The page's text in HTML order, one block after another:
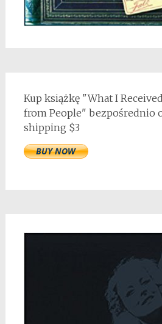
Kup książkę "What I
from People" bezpośrednio
shipping $3